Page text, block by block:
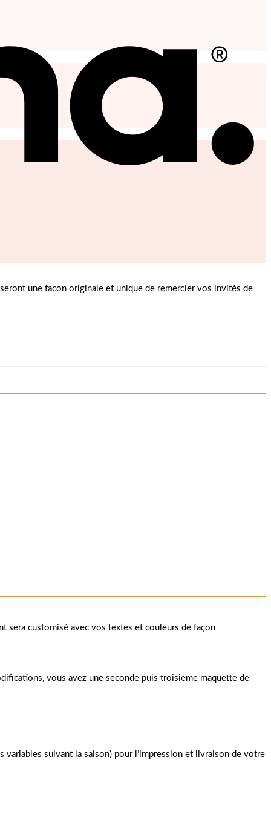
une facon originale et unique de remercier vos invités de
sera customisé avec vos textes et couleurs de façon
vous avez une seconde puis troisieme maquette de
suivant la saison) pour l’impression et livraison de votre